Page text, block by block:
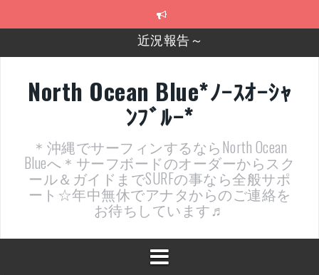
近況報告～
2026年明けました〜
近況報告ww
ヤッチマッターーーー！！！
支部長就任報告と支部予選・検定開催決定！
North Ocean Blue*ﾉｰｽｵｰｼｬ
ﾝﾌﾞﾙｰ*
＊沖縄でサーフィンするならNorth Ocean
Blueへ＊サーフボードのオーダーからスク
ール＆ガイドまでSURFの事なら全般サポ
ート☆年中無休でアナタからのご連絡を
お待ちしています♬